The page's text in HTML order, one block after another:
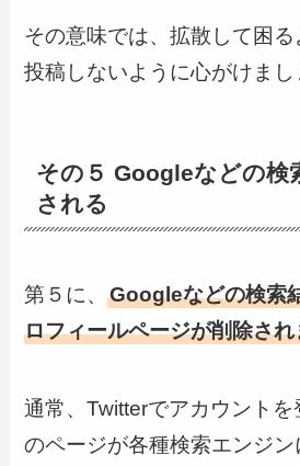
その意味では、拡散して困
投稿しないように心がけまし
その５ Googleなどの検
される
第５に、Googleなどの検索
ロフィールページが削除され
通常、Twitterでアカウント
のページが各種検索エンジン